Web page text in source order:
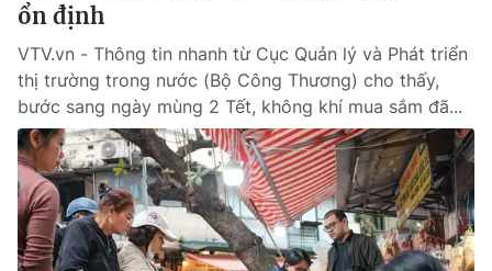
ổn định
VTV.vn - Thông tin nhanh từ Cục Quản lý và Phát triển
thị trường trong nước (Bộ Công Thương) cho thấy,
bước sang ngày mùng 2 Tết, không khí mua sắm đã...